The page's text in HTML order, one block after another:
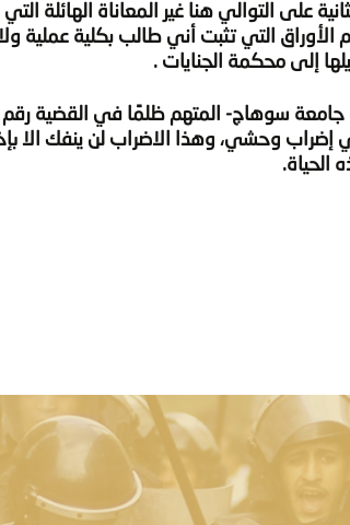
على التوالي هنا غير المعاناة الهائلة
التي تثبت أني طالب بكلية عملية
وحشي، وهذا الاضراب لن ينفك الا
الحياة.